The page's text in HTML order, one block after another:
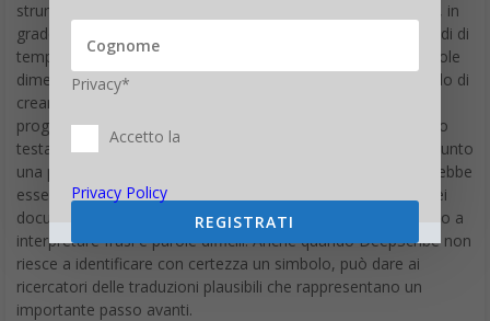
strumento di intelligenza artificiale che sia ampio e flessibile, in
grado di interpretare gli scritti da regioni geografiche e periodi di
tempo diversi. Attualmente i dati digitalizzati hanno la notevole
dimensione di circa 60 terabyte e DeepScribe è stato in grado di
creare un dizionario di oltre centomila lemmi singoli da cui il
programma continua ad imparare. Quando il modello è stato
testato su un set di segni già conosciuti, il software ha raggiunto
una precisione dell’80%. Secondo Krishnan, la scoperta potrebbe
essere impiegata per identificare e tradurre parti ripetitive dei
documenti, consentendo agli esperti di dedicare il loro tempo a
interpretare frasi e parole difficili. Anche quando DeepScribe non
riesce a identificare con certezza un simbolo, può dare ai
ricercatori delle traduzioni plausibili che rappresentano un
importante passo avanti.
Privacy*
Accetto la
Privacy Policy
REGISTRATI